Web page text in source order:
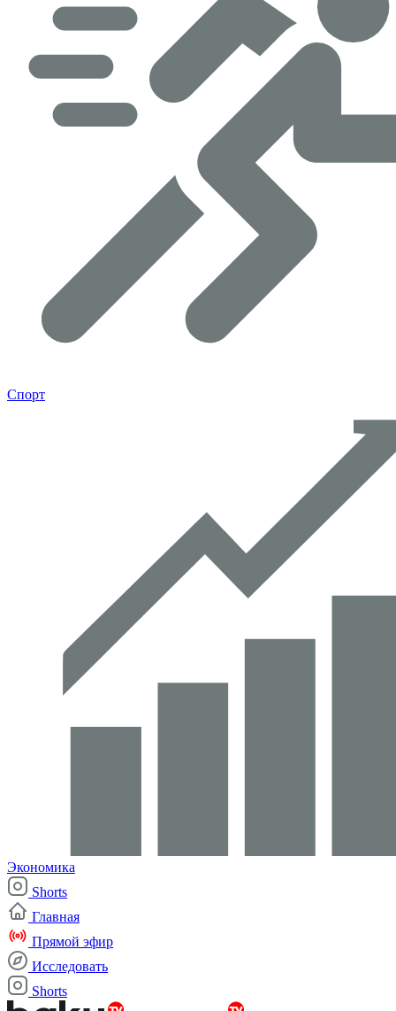
Спорт
Экономика
Shorts
Главная
Прямой эфир
Исследовать
Shorts